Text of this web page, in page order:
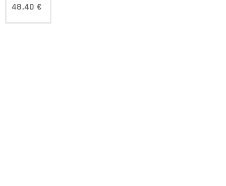
48,40 €